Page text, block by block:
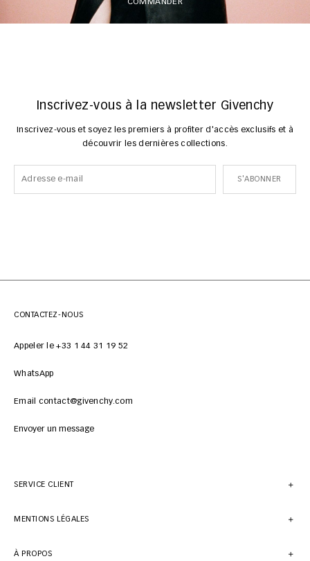
COMMANDER
Inscrivez-vous à la newsletter Givenchy
Inscrivez-vous et soyez les premiers à profiter d'accès exclusifs et à
découvrir les dernières collections.
S'ABONNER
CONTACTEZ-NOUS
Appeler le +33 1 44 31 19 52
WhatsApp
Email contact@givenchy.com
Envoyer un message
SERVICE CLIENT
MENTIONS LÉGALES
À PROPOS